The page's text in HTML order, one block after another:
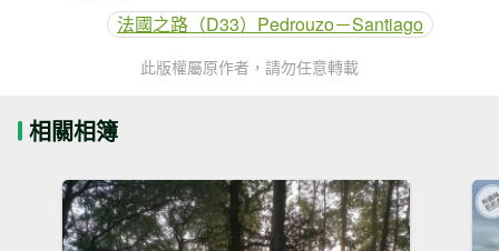
法國之路（D33）Pedrouzo－Santiago
此版權屬原作者，請勿任意轉載
相關相簿